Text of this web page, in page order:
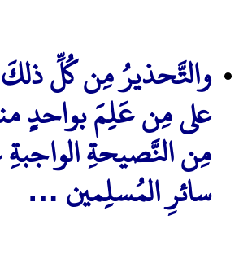
والتَّحذيرُ مِن كُلِّ
على مِن عَلِمَ بواحدٍ
مِن النَّصيحةِ الواجبةِ
سائرِ المُسلِمين …